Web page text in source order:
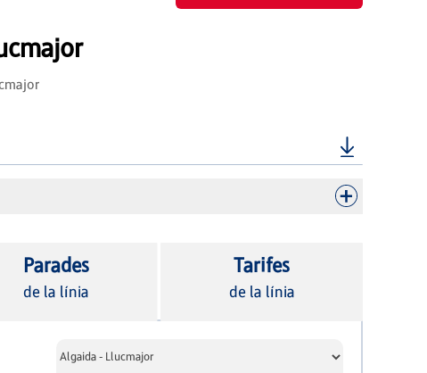
Parades
de la línia
Tarifes
de la línia